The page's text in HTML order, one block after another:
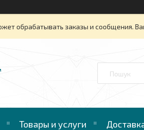
обрабатывать заказы и сообщения.
Товары и услуги